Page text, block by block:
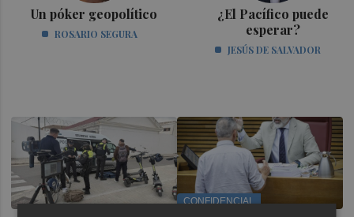
Un póker geopolítico
ROSARIO SEGURA
¿El Pacífico puede
esperar?
JESÚS DE SALVADOR
CONFIDENCIAL